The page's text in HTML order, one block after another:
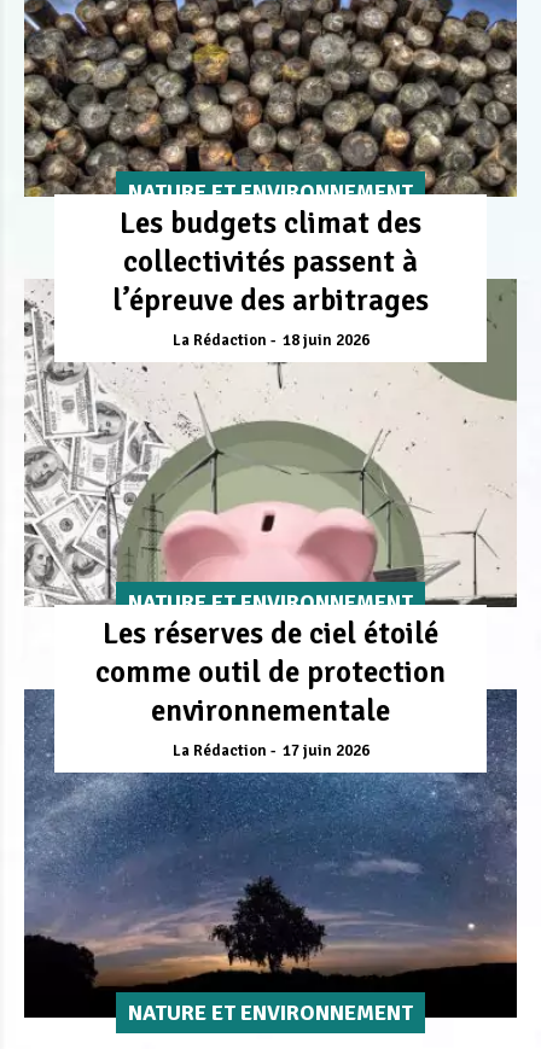
NATURE ET ENVIRONNEMENT
Les budgets climat des
collectivités passent à
l’épreuve des arbitrages
La Rédaction 18 juin 2026
NATURE ET ENVIRONNEMENT
Les réserves de ciel étoilé
comme outil de protection
environnementale
La Rédaction 17 juin 2026
NATURE ET ENVIRONNEMENT